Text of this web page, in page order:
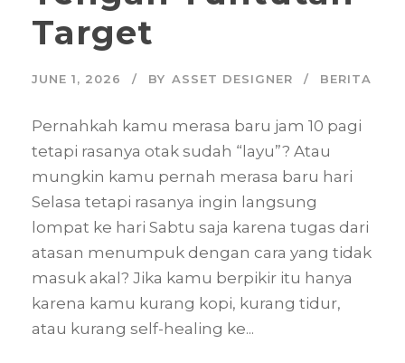
Target
JUNE 1, 2026 BY ASSET DESIGNER BERITA
Pernahkah kamu merasa baru jam 10 pagi
tetapi rasanya otak sudah “layu”? Atau
mungkin kamu pernah merasa baru hari
Selasa tetapi rasanya ingin langsung
lompat ke hari Sabtu saja karena tugas dari
atasan menumpuk dengan cara yang tidak
masuk akal? Jika kamu berpikir itu hanya
karena kamu kurang kopi, kurang tidur,
atau kurang self-healing ke...